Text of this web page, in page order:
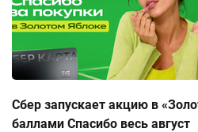
Сбер запускает акцию в
баллами Спасибо весь август